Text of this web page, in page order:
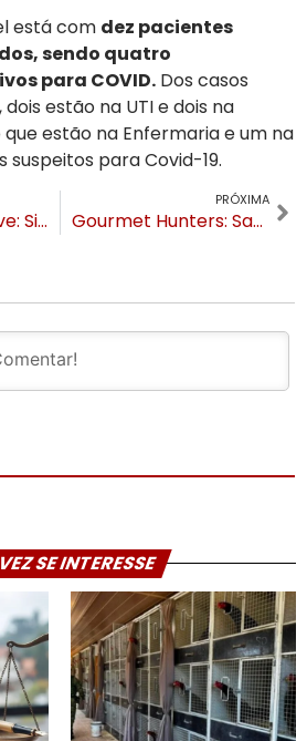
está com dez pacientes
sendo quatro
para COVID. Dos casos
estão na UTI e dois na
estão na Enfermaria e um na
suspeitos para Covid-19.
Mandamento Nove: Silenciarás a tua mente – Série Os Dez Mandamentos da Autoconfiança
PRÓXIMA
Gourmet Hunters: Sabores de Canela.
SE INTERESSE